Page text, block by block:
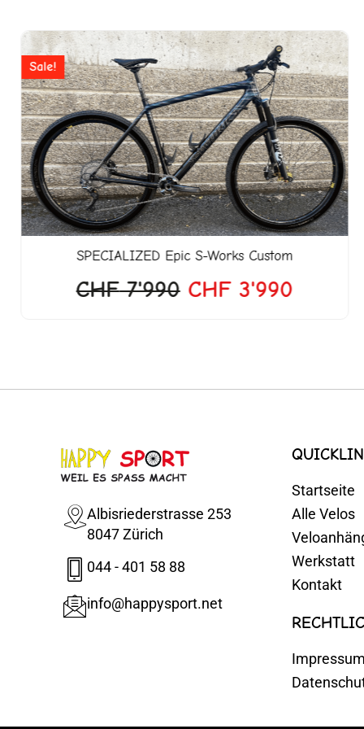
Sale!
SPECIALIZED Epic S-Works Custom
CHF7'990
Ursprünglicher
Preis
war:
CHF 7'990
CHF3'990
Preis
ist:
CHF
Albisriederstrasse 253
8047 Zürich
044 - 401 58 88
info@happysport.net
Startseite
Alle Velos
Werkstatt
Kontakt
Impressum